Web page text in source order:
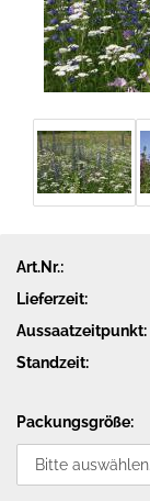
Art.Nr.:
Lieferzeit:
Aussaatzeitpunkt:
Standzeit:
Packungsgröße: